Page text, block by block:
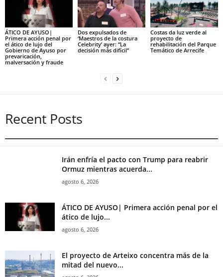
ÁTICO DE AYUSO|
Primera acción penal por
el ático de lujo del
Gobierno de Ayuso por
prevaricación,
malversación y fraude
Dos expulsados de
‘Maestros de la costura
Celebrity’ ayer: “La
decisión más difícil”
Costas da luz verde al
proyecto de
rehabilitación del Parque
Temático de Arrecife
Recent Posts
Irán enfría el pacto con Trump para reabrir
Ormuz mientras acuerda...
agosto 6, 2026
ÁTICO DE AYUSO| Primera acción penal por el
ático de lujo...
agosto 6, 2026
El proyecto de Arteixo concentra más de la
mitad del nuevo...